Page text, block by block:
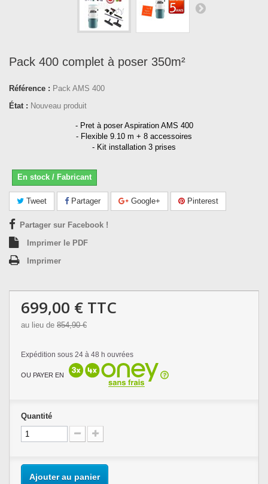
Pack 400 complet à poser 350m²
Référence : Pack AMS 400
État : Nouveau produit
- Pret à poser Aspiration AMS 400
- Flexible 9.10 m + 8 accessoires
- Kit installation 3 prises
En stock / Fabricant
Tweet Partager Google+ Pinterest
Partager sur Facebook !
Imprimer le PDF
Imprimer
699,00 € TTC
au lieu de 854,90 €
Expédition sous 24 à 48 h ouvrées
OU PAYER EN
Quantité
Ajouter au panier